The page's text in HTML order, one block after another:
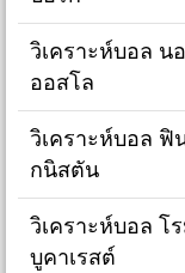
วิเคราะห์บอล น
ออสโล
วิเคราะห์บอล ฟิ
กนิสตัน
วิเคราะห์บอล โ
บูคาเรสต์